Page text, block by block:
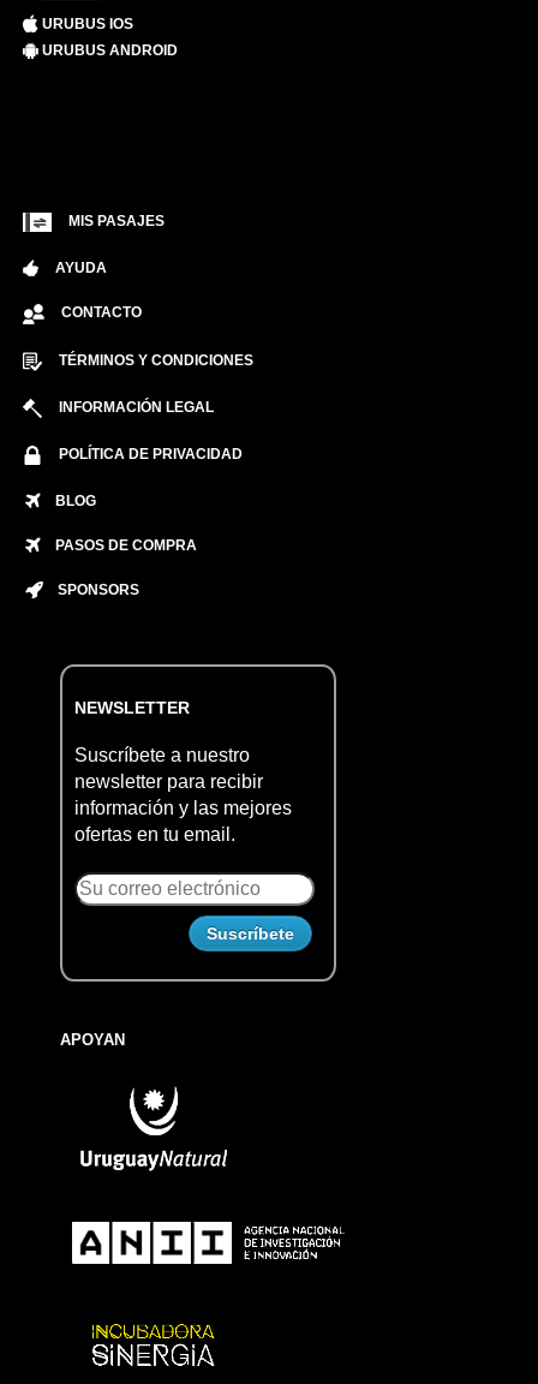
URUBUS IOS
URUBUS ANDROID
MIS PASAJES
AYUDA
CONTACTO
TÉRMINOS Y CONDICIONES
INFORMACIÓN LEGAL
POLÍTICA DE PRIVACIDAD
BLOG
PASOS DE COMPRA
SPONSORS
NEWSLETTER
Suscríbete a nuestro
newsletter para recibir
información y las mejores
ofertas en tu email.
APOYAN